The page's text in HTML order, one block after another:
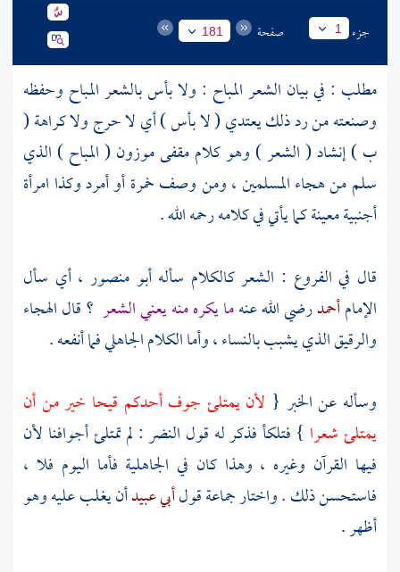
جزء 1 صفحة 181
مطلب : في بيان الشعر المباح : ولا بأس بالشعر المباح وحفظه
وصنعته من رد ذلك يعتدي ( لا بأس ) أي لا حرج ولا كراهة (
ب ) إنشاد ( الشعر ) وهو كلام مقفى موزون ( المباح ) الذي
سلم من هجاء المسلمين ، ومن وصف خمرة أو أمرد وكذا امرأة
أجنبية معينة كما يأتي في كلامه رحمه الله .
قال في الفروع : الشعر كالكلام سألهأبو منصور ، أي سأل
الإمامأحمدرضي الله عنهما يكره منه يعني الشعر ؟ قال الهجاء
والرقيق الذي يشبب بالنساء ، وأما الكلام الجاهلي فما أنفعه .
وسأله عن الخبر { لأن يمتلئ جوف أحدكم قيحا خير من أن
يمتلئ شعرا } فتلكأ فذكر له قول النضر: لم تمتلئ أجوافنا لأن
فيها القرآن وغيره ، وهذا كان في الجاهلية فأما اليوم فلا ،
فاستحسن ذلك . واختار جماعة قولأبي عبيدأن يغلب عليه وهو
أظهر .